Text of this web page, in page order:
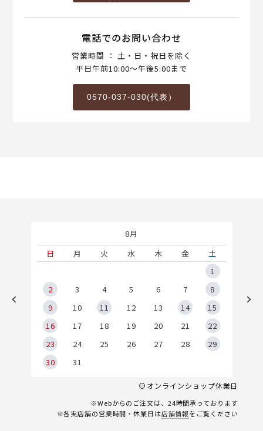
電話でのお問い合わせ
営業時間 ： 土・日・祝日を除く
平日午前10:00～午後5:00まで
0570-037-030(代表）
8月
日
月 火 水 木 金
土
1
2
3 4 5 6 7
8
9
10 11 12 13 14
15
16
17 18 19 20 21
22
23
24 25 26 27 28
29
30
31
オンラインショップ休業日
※Webからのご注文は、24時間承っております
※各実店舗の営業時間・休業日は店舗情報をご覧ください